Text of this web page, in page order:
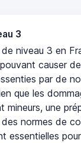
3
niveau 3 en
causer
par de
que les
mineurs, une
normes de
essentielles